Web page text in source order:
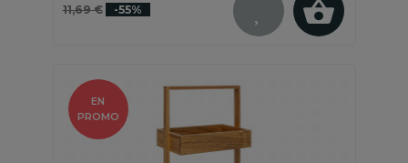
11,69 € -55%
EN
PROMO